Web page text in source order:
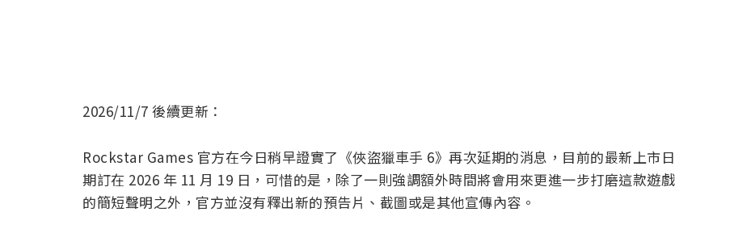
2026/11/7 後續更新：
Rockstar Games 官方在今日稍早證實了《俠盜獵車手 6》再次延期的消息，目前的最新上市日
期訂在 2026 年 11 月 19 日，可惜的是，除了一則強調額外時間將會用來更進一步打磨這款遊戲
的簡短聲明之外，官方並沒有釋出新的預告片、截圖或是其他宣傳內容。